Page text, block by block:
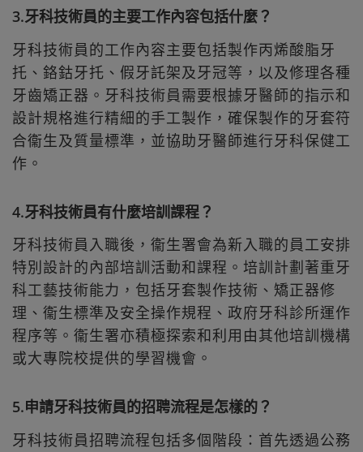
3.牙科技術員的主要工作內容包括什麼？
牙科技術員的工作內容主要包括製作丙烯酸脂牙
托、鉻鈷牙托、假牙託架及牙冠等，以及修理各種
牙齒矯正器。牙科技術員需要根據牙醫師的指示和
設計規格進行精細的手工製作，確保製作的牙套符
合衞生及質量標準，並協助牙醫師進行牙科保健工
作。
4.牙科技術員有什麼培訓課程？
牙科技術員入職後，衞生署會為新入職的員工安排
特別設計的內部培訓活動和課程。培訓計劃著重牙
科工藝技術能力，包括牙套製作技術、矯正器修
理、衞生標準及安全操作規程、政府牙科診所運作
程序等。衞生署亦積極探索和利用由其他培訓機構
或大專院校提供的學習機會。
5.申請牙科技術員的招聘流程是怎樣的？
牙科技術員招聘流程包括多個階段：首先透過公務